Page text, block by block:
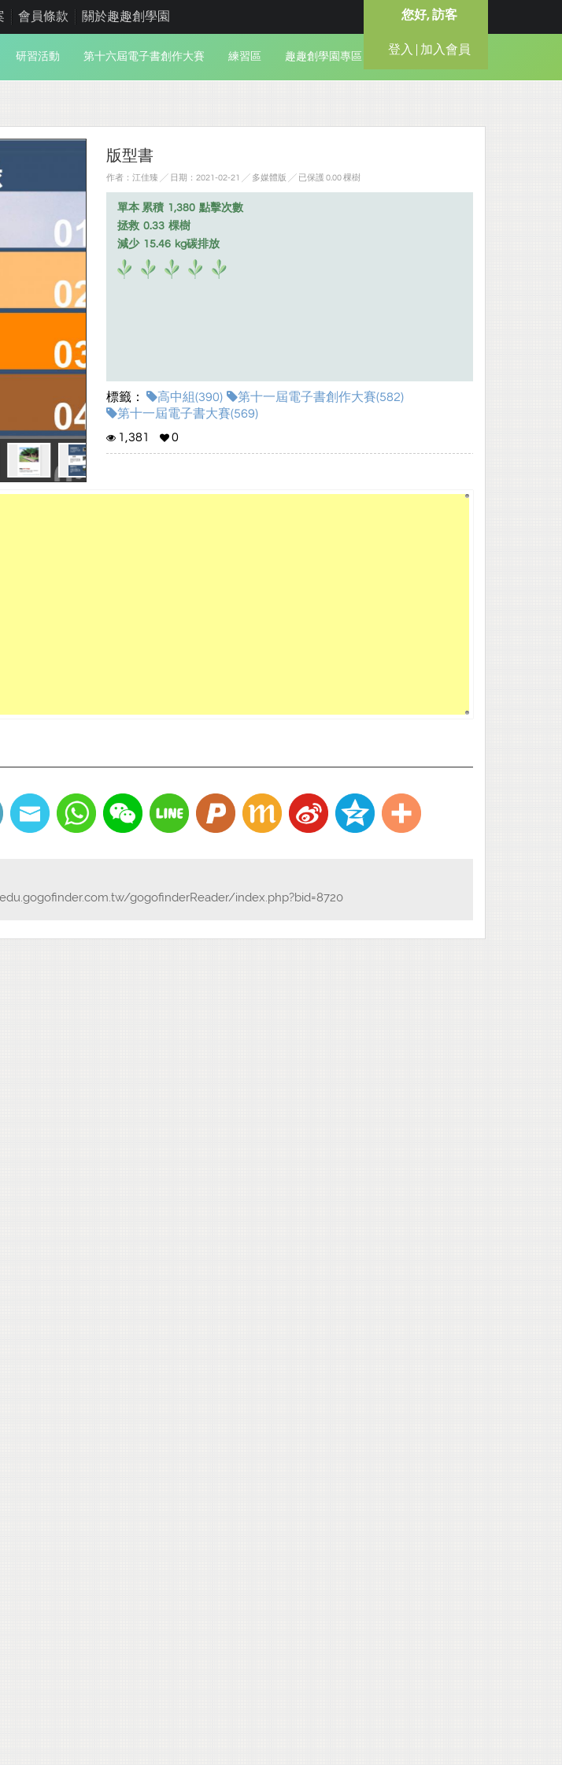
您好, 訪客
登入 | 加入會員
會員條款 關於趣趣創學園
研習活動 第十六屆電子書創作大賽 練習區 趣趣創學園專區
版型書
作者：江佳臻 ╱ 日期：2021-02-21 ╱ 多媒體版 ╱ 已保護 0.00 棵樹
單本 累積 1,380 點擊次數
拯救 0.33 棵樹
減少 15.46 kg碳排放
標籤： 高中組(390)
第十一屆電子書創作大賽(582)
第十一屆電子書大賽(569)
1,381
0
gogofinderReader/index.php?bid=8720